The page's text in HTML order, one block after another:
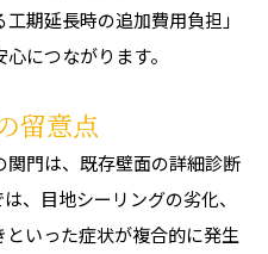
期延長時の追加費用負担」
につながります。
留意点
門は、既存壁面の詳細診断
、目地シーリングの劣化、
いった症状が複合的に発生